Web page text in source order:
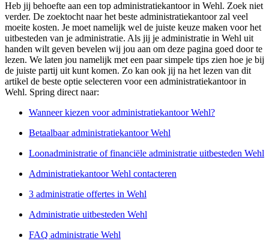
Heb jij behoefte aan een top administratiekantoor in Wehl. Zoek niet
verder. De zoektocht naar het beste administratiekantoor zal veel
moeite kosten. Je moet namelijk wel de juiste keuze maken voor het
uitbesteden van je administratie. Als jij je administratie in Wehl uit
handen wilt geven bevelen wij jou aan om deze pagina goed door te
lezen. We laten jou namelijk met een paar simpele tips zien hoe je bij
de juiste partij uit kunt komen. Zo kan ook jij na het lezen van dit
artikel de beste optie selecteren voor een administratiekantoor in
Wehl. Spring direct naar:
Wanneer kiezen voor administratiekantoor Wehl?
Betaalbaar administratiekantoor Wehl
Loonadministratie of financiële administratie uitbesteden Wehl
Administratiekantoor Wehl contacteren
3 administratie offertes in Wehl
Administratie uitbesteden Wehl
FAQ administratie Wehl